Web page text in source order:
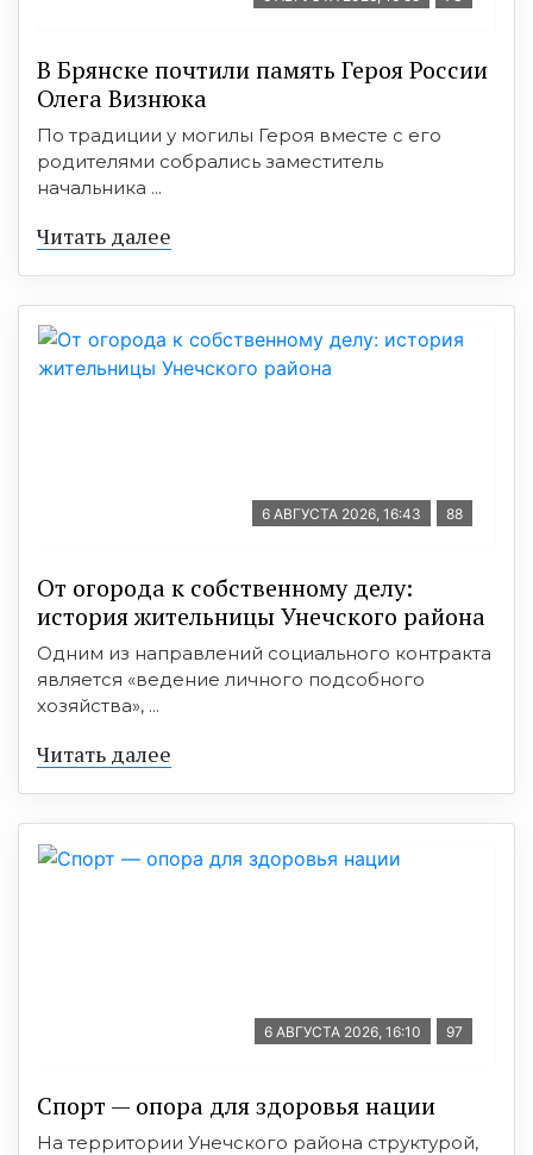
В Брянске почтили память Героя России
Олега Визнюка
По традиции у могилы Героя вместе с его
родителями собрались заместитель
начальника ...
Читать далее
6 АВГУСТА 2026, 16:43 88
От огорода к собственному делу:
история жительницы Унечского района
Одним из направлений социального контракта
является «ведение личного подсобного
хозяйства», ...
Читать далее
6 АВГУСТА 2026, 16:10 97
Спорт — опора для здоровья нации
На территории Унечского района структурой,